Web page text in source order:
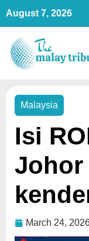
Skip
content
August 7, 2026
Malaysia
Isi
Johor
March 24,